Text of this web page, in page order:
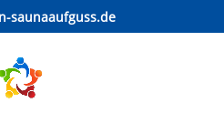
saunaaufguss.de